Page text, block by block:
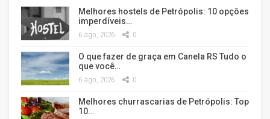
Melhores hostels de Petrópolis: 10 opções
imperdíveis…
6 ago, 2026 0
O que fazer de graça em Canela RS Tudo o
que você…
6 ago, 2026 0
Melhores churrascarias de Petrópolis: Top
10…